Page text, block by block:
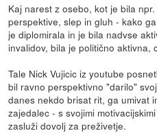
Kaj narest z osebo, kot je bila npr.
perspektive, slep in gluh - kako
je diplomirala in je bila nadvse
invalidov, bila je politično aktivna,
Tale Nick Vujicic iz youtube
bil ravno perspektivno "darilo"
danes nekdo brisat rit, ga umivat
zajedalec - s svojimi
zasluži dovolj za preživetje.